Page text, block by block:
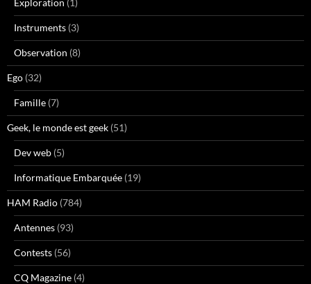
Instruments (3)
Observation (8)
Ego (32)
Famille (7)
Geek, le monde est geek (51)
Dev web (5)
Informatique Embarquée (19)
HAM Radio (784)
Antennes (93)
Contests (56)
CQ Magazine (4)